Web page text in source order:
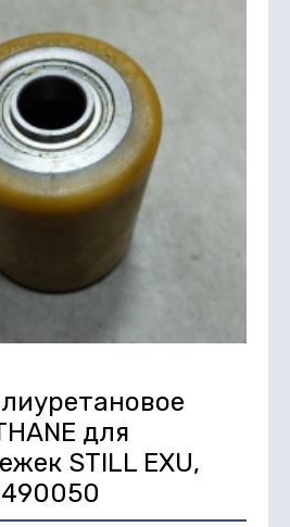
для
STILL EXU,